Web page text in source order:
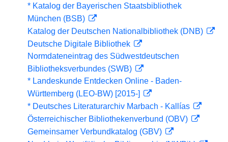
* Katalog der Bayerischen Staatsbibliothek
München (BSB)
Katalog der Deutschen Nationalbibliothek (DNB)
Deutsche Digitale Bibliothek
Normdateneintrag des Südwestdeutschen
Bibliotheksverbundes (SWB)
* Landeskunde Entdecken Online - Baden-
Württemberg (LEO-BW) [2015-]
* Deutsches Literaturarchiv Marbach - Kallías
Österreichischer Bibliothekenverbund (OBV)
Gemeinsamer Verbundkatalog (GBV)